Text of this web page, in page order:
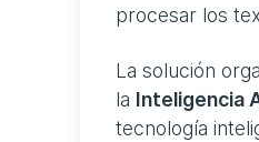
procesar los
La solución
la Inteligencia
tecnología